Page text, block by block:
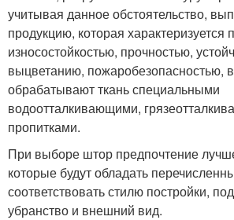
учитывая данное обстоятельство,
продукцию, которая
износостойкостью, прочностью,
выцветанию, пожаробезопасностью,
обрабатывают ткань специальными
водоотталкивающими,
пропитками.
При выборе штор предпочтение
которые будут обладать
соответствовать стилю постройки,
убранство и внешний вид.